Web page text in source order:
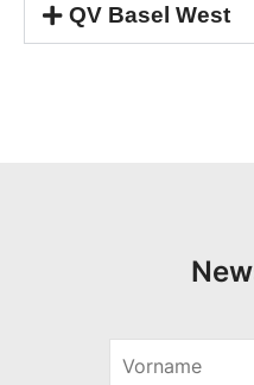
QV Basel West